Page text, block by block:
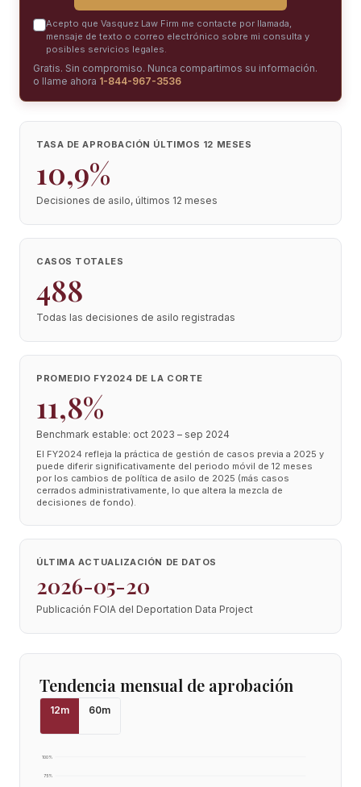
Acepto que Vasquez Law Firm me contacte por llamada,
mensaje de texto o correo electrónico sobre mi consulta y
posibles servicios legales.
Gratis. Sin compromiso. Nunca compartimos su información.
o llame ahora 1-844-967-3536
TASA DE APROBACIÓN ÚLTIMOS 12 MESES
10,9%
Decisiones de asilo, últimos 12 meses
CASOS TOTALES
488
Todas las decisiones de asilo registradas
PROMEDIO FY2024 DE LA CORTE
11,8%
Benchmark estable: oct 2023 – sep 2024
El FY2024 refleja la práctica de gestión de casos previa a 2025 y
puede diferir significativamente del periodo móvil de 12 meses
por los cambios de política de asilo de 2025 (más casos
cerrados administrativamente, lo que altera la mezcla de
decisiones de fondo).
ÚLTIMA ACTUALIZACIÓN DE DATOS
2026-05-20
Publicación FOIA del Deportation Data Project
Tendencia mensual de aprobación
12m 60m
75%
100%